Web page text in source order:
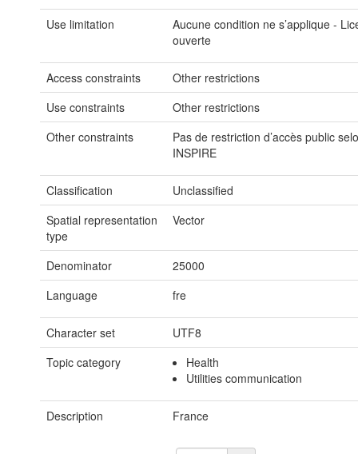
Use limitation
Aucune condition ne s’applique -
ouverte
Access constraints
Other restrictions
Use constraints
Other restrictions
Other constraints
Pas de restriction d’accès public
INSPIRE
Classification
Unclassified
Spatial representation
type
Vector
Denominator
25000
Language
fre
Character set
UTF8
Topic category
Health
Utilities communication
Description France